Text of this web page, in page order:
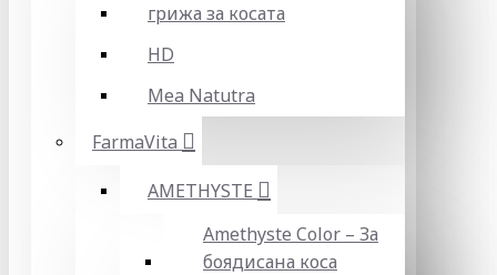
грижа за косата
HD
Mea Natutra
FarmaVita
AMETHYSTE
Amethyste Color – За
боядисана коса